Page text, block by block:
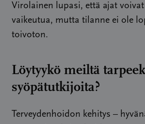
Virolainen lupasi, että ajat
vaikeutua, mutta tilanne ei ole
toivoton.
Löytyykö meiltä
syöpätutkijoita?
Terveydenhoidon kehitys –